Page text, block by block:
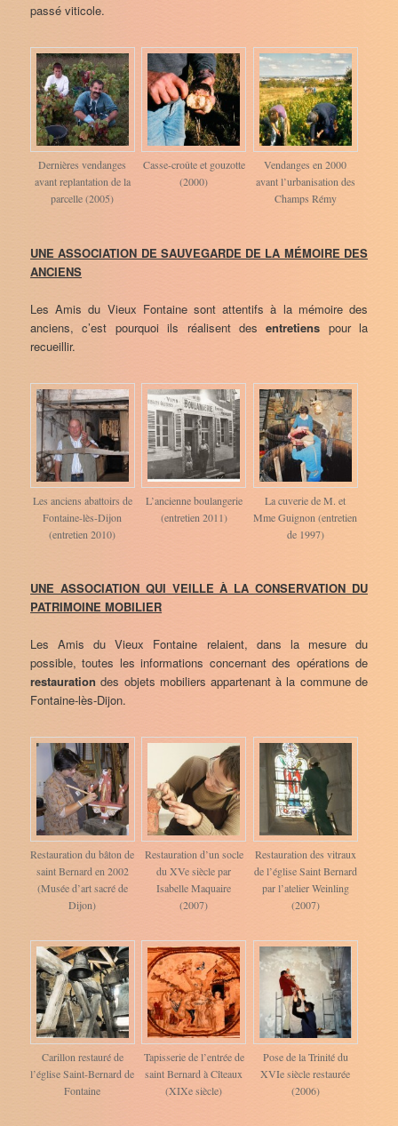
passé viticole.
Dernières vendanges
avant replantation de la
parcelle (2005)
Casse-croûte et gouzotte
(2000)
Vendanges en 2000
avant l’urbanisation des
Champs Rémy
UNE ASSOCIATION DE SAUVEGARDE DE LA MÉMOIRE DES
ANCIENS
Les Amis du Vieux Fontaine sont attentifs à la mémoire des
anciens, c’est pourquoi ils réalisent desentretiens pour la
recueillir.
Les anciens abattoirs de
Fontaine-lès-Dijon
(entretien 2010)
L’ancienne boulangerie
(entretien 2011)
La cuverie de M. et
Mme Guignon (entretien
de 1997)
UNE ASSOCIATION QUI VEILLE À LA CONSERVATION DU
PATRIMOINE MOBILIER
Les Amis du Vieux Fontaine relaient, dans la mesure du
possible, toutes les informations concernant des opérations de
restauration des objets mobiliers appartenant à la commune de
Fontaine-lès-Dijon.
Restauration du bâton de
saint Bernard en 2002
(Musée d’art sacré de
Dijon)
Restauration d’un socle
du XVe siècle par
Isabelle Maquaire
(2007)
Restauration des vitraux
de l’église Saint Bernard
par l’atelier Weinling
(2007)
Carillon restauré de
l’église Saint-Bernard de
Fontaine
Tapisserie de l’entrée de
saint Bernard à Cîteaux
(XIXe siècle)
Pose de la Trinité du
XVIe siècle restaurée
(2006)